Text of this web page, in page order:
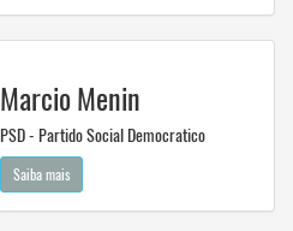
Marcio Menin
PSD - Partido Social Democratico
Saiba mais